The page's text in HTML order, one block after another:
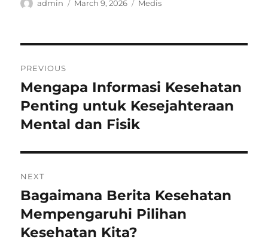
Author
admin
Posted
March 9, 2026 Categories
Medis
navigation
PREVIOUS
Previous
post:
Mengapa Informasi Kesehatan
Penting untuk Kesejahteraan
Mental dan Fisik
NEXT
Next
post:
Bagaimana Berita Kesehatan
Mempengaruhi Pilihan
Kesehatan Kita?